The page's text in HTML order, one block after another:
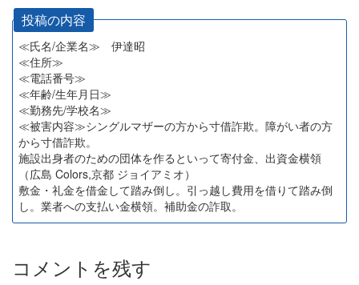
投稿の内容
≪氏名/企業名≫ 伊達昭
≪住所≫
≪電話番号≫
≪年齢/生年月日≫
≪勤務先/学校名≫
≪被害内容≫シングルマザーの方から寸借詐欺。障がい者の方
から寸借詐欺。
施設出身者のための団体を作るといって寄付金、出資金横領
（広島 Colors,京都 ジョイアミオ）
敷金・礼金を借金して踏み倒し。引っ越し費用を借りて踏み倒
し。業者への支払い金横領。補助金の詐取。
コメントを残す